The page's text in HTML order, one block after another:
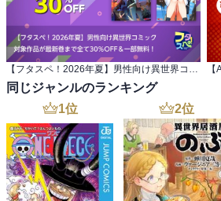
同じジャンルのランキング
1位 2位